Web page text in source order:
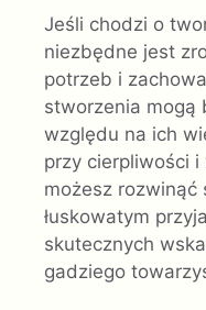
Jeśli chodzi o
niezbędne jest
potrzeb i
stworzenia mogą
względu na ich
przy cierpliwości i
możesz rozwinąć
łuskowatym
skutecznych
gadziego